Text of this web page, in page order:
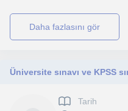
daha fazlasını gör
Tarih